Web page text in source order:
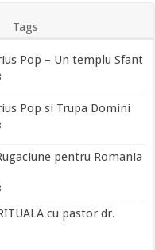
Tags
Pop – Un templu Sfant
Pop si Trupa Domini
pentru Romania
cu pastor dr.